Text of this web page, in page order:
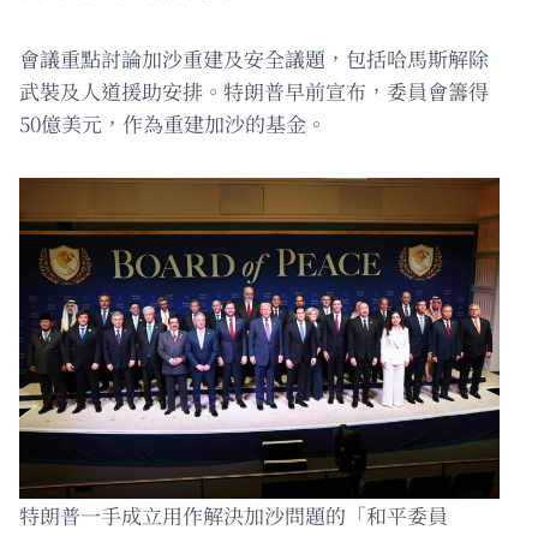
會議重點討論加沙重建及安全議題，包括哈馬斯解除
武裝及人道援助安排。特朗普早前宣布，委員會籌得
50億美元，作為重建加沙的基金。
特朗普一手成立用作解決加沙問題的「和平委員